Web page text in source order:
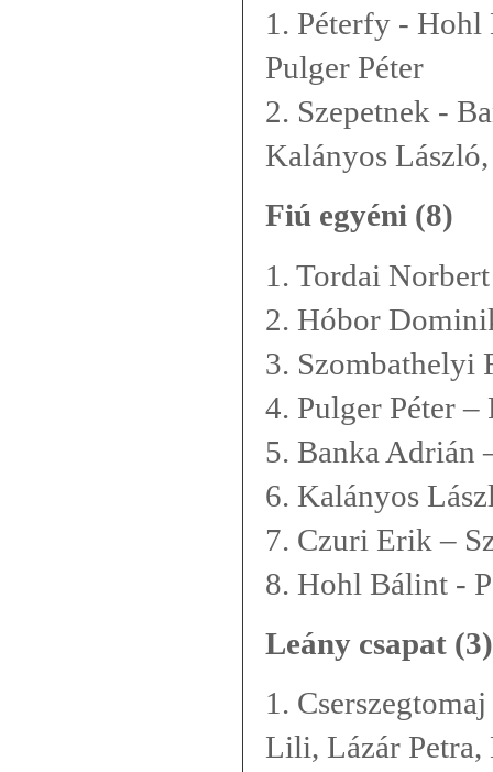
1. Péterfy -
Pulger Péter
2. Szepetnek -
Kalányos
Fiú egyéni (8)
1. Tordai
2. Hóbor
3. Szombathelyi
4. Pulger Péter –
5. Banka Adrián
6. Kalányos
7. Czuri Erik –
8. Hohl Bálint -
Leány csapat (3)
1.
Lili, Lázár